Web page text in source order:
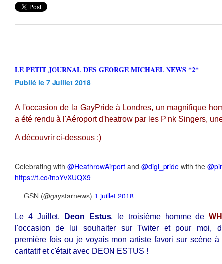
LE PETIT JOURNAL DES GEORGE MICHAEL NEWS *2*
Publié le 7 Juillet 2018
A l'occasion de la GayPride à Londres, un magnifique
a été rendu à l'Aéroport d'heatrow par les Pink Singers,
A découvrir ci-dessous :)
Celebrating with @HeathrowAirport and @digi_pride with the
https://t.co/tnpYvXUQX9
— GSN (@gaystarnews) 1 juillet 2018
Le 4 Juillet, Deon Estus, le troisième homme de
l'occasion de lui souhaiter sur Twiter et pour moi,
première fois ou je voyais mon artiste favori sur scène
caritatif et c'était avec DEON ESTUS !